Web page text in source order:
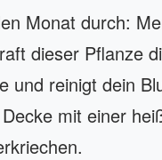
Monat durch:
dieser Pflanze
und reinigt dein
mit einer